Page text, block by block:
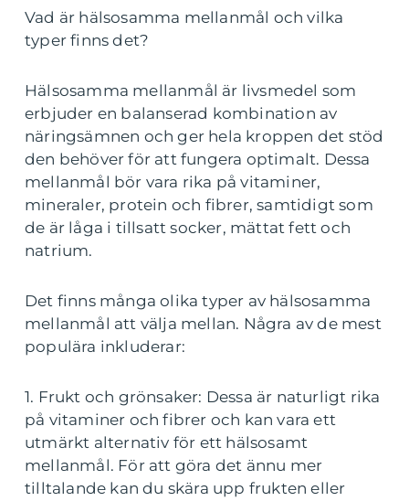
Vad är hälsosamma mellanmål och vilka
typer finns det?
Hälsosamma mellanmål är livsmedel som
erbjuder en balanserad kombination av
näringsämnen och ger hela kroppen det stöd
den behöver för att fungera optimalt. Dessa
mellanmål bör vara rika på vitaminer,
mineraler, protein och fibrer, samtidigt som
de är låga i tillsatt socker, mättat fett och
natrium.
Det finns många olika typer av hälsosamma
mellanmål att välja mellan. Några av de mest
populära inkluderar:
1. Frukt och grönsaker: Dessa är naturligt rika
på vitaminer och fibrer och kan vara ett
utmärkt alternativ för ett hälsosamt
mellanmål. För att göra det ännu mer
tilltalande kan du skära upp frukten eller